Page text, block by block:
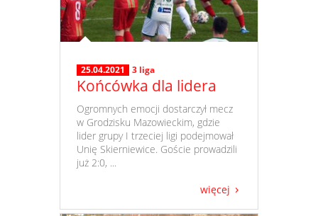
25.04.2021 3 liga
Końcówka dla lidera
​ Ogromnych emocji dostarczył mecz
w Grodzisku Mazowieckim, gdzie
lider grupy I trzeciej ligi podejmował
Unię Skierniewice. Goście prowadzili
już 2:0, ...
więcej